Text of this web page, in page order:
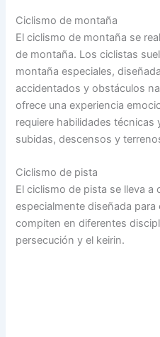
Ciclismo de montaña
El ciclismo de montaña se
de montaña. Los ciclistas
montaña especiales,
accidentados y obstáculos
ofrece una experiencia
requiere habilidades técnicas
subidas, descensos y
Ciclismo de pista
El ciclismo de pista se lleva a
especialmente diseñada
compiten en diferentes
persecución y el keirin.